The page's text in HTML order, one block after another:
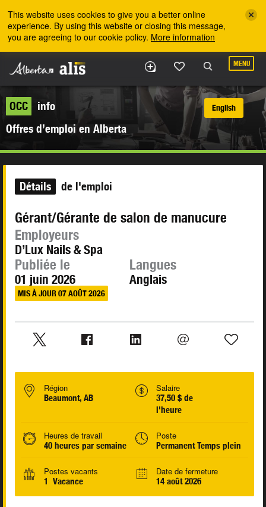
This website uses cookies to give you a better online
experience. By using this website or closing this message,
you are agreeing to our cookie policy. More information
MENU
OCC
info
Offres d’emploi en Alberta
English
Détails de l'emploi
Gérant/Gérante de salon de manucure
Employeurs
D’Lux Nails & Spa
Publiée le
01 juin 2026
MIS À JOUR 07 AOÛT 2026
Langues
Anglais
Région
Beaumont, AB
Salaire
37,50 $ de
l'heure
Heures de travail
40 heures par semaine
Poste
Permanent Temps plein
Postes vacants
1 Vacance
Date de fermeture
14 août 2026